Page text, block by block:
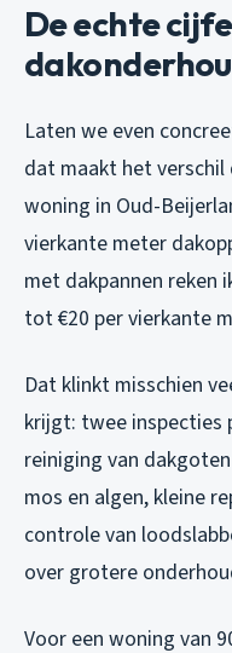
De echte
Laten we even
dat maakt het
woning in Oud-
vierkante meter
met dakpannen reken
tot €20 per vierkante
Dat klinkt misschien
krijgt: twee inspecties
reiniging van
mos en algen, kleine
controle van
over grotere
Voor een woning van